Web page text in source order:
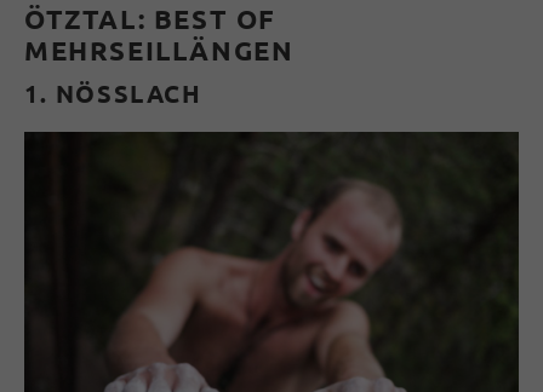
ÖTZTAL: BEST OF
MEHRSEILLÄNGEN
1. NÖSSLACH